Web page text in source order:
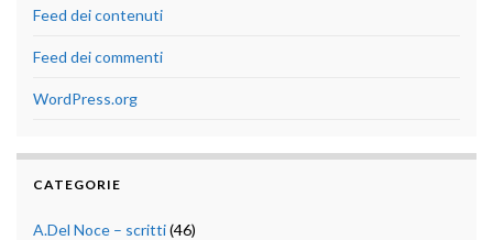
Feed dei contenuti
Feed dei commenti
WordPress.org
CATEGORIE
A.Del Noce – scritti(46)